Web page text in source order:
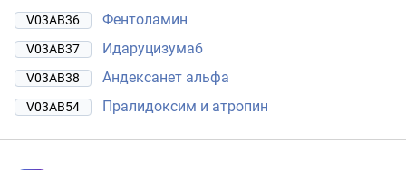
V03AB36 Фентоламин
V03AB37 Идаруцизумаб
V03AB38 Андексанет альфа
V03AB54 Пралидоксим и атропин